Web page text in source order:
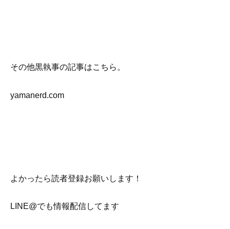
その他黒執事の記事はこちら。
yamanerd.com
よかったら読者登録お願いします！
LINE@でも情報配信してます